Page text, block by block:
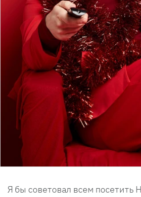
Я бы советовал всем посетить